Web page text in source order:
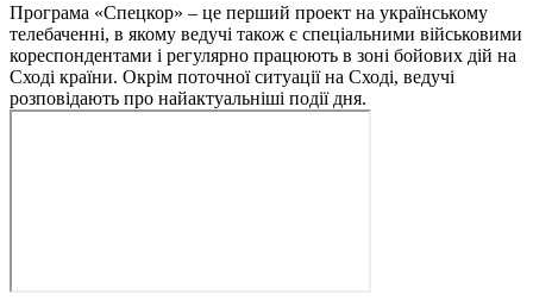
Програма «Спецкор» – це перший проект на українському
телебаченні, в якому ведучі також є спеціальними військовими
кореспондентами і регулярно працюють в зоні бойових дій на
Сході країни. Окрім поточної ситуації на Сході, ведучі
розповідають про найактуальніші події дня.